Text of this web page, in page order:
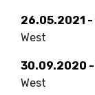
26.05.2021 -
West
30.09.2020 -
West